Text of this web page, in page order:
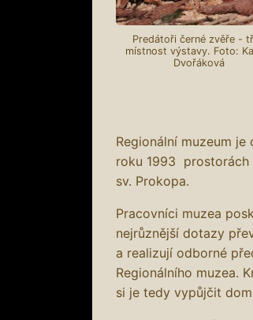
Predátoři černé zvěře -
místnost výstavy. Foto:
Dvořáková
Regionální muzeum
roku 1993 prostorách
sv. Prokopa.
Pracovníci muzea
nejrůznější dotazy
a realizují odborné
Regionálního muzea.
si je tedy vypůjčit